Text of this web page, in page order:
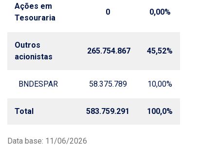
Ações em
Tesouraria
0 0,00%
Outros
acionistas
265.754.867 45,52%
BNDESPAR 58.375.789 10,00%
Total 583.759.291 100,0%
Data base: 11/06/2026